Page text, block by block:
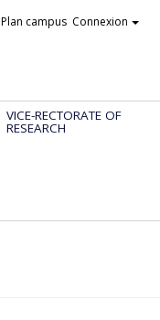
Plan campus Connexion
VICE-RECTORATE OF
RESEARCH